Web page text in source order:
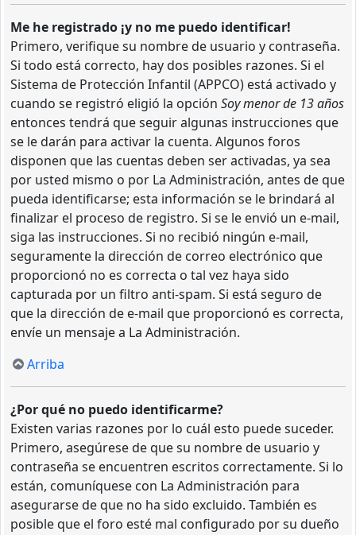
Me he registrado ¡y no me puedo identificar!
Primero, verifique su nombre de usuario y contraseña.
Si todo está correcto, hay dos posibles razones. Si el
Sistema de Protección Infantil (APPCO) está activado y
cuando se registró eligió la opción Soy menor de 13 años
entonces tendrá que seguir algunas instrucciones que
se le darán para activar la cuenta. Algunos foros
disponen que las cuentas deben ser activadas, ya sea
por usted mismo o por La Administración, antes de que
pueda identificarse; esta información se le brindará al
finalizar el proceso de registro. Si se le envió un e-mail,
siga las instrucciones. Si no recibió ningún e-mail,
seguramente la dirección de correo electrónico que
proporcionó no es correcta o tal vez haya sido
capturada por un filtro anti-spam. Si está seguro de
que la dirección de e-mail que proporcionó es correcta,
envíe un mensaje a La Administración.
Arriba
¿Por qué no puedo identificarme?
Existen varias razones por lo cuál esto puede suceder.
Primero, asegúrese de que su nombre de usuario y
contraseña se encuentren escritos correctamente. Si lo
están, comuníquese con La Administración para
asegurarse de que no ha sido excluido. También es
posible que el foro esté mal configurado por su dueño